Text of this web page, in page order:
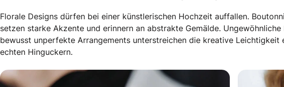
Florale Designs dürfen bei einer künstlerischen Hochzeit auffallen.
setzen starke Akzente und erinnern an abstrakte Gemälde.
bewusst unperfekte Arrangements unterstreichen die kreative Leichtigkeit
echten Hinguckern.